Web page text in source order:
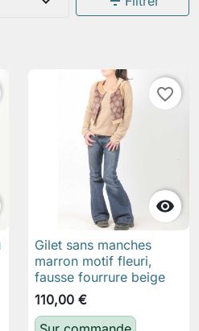

favorite_border
Gilet sans manches
marron motif fleuri,
fausse fourrure beige
110,00 €